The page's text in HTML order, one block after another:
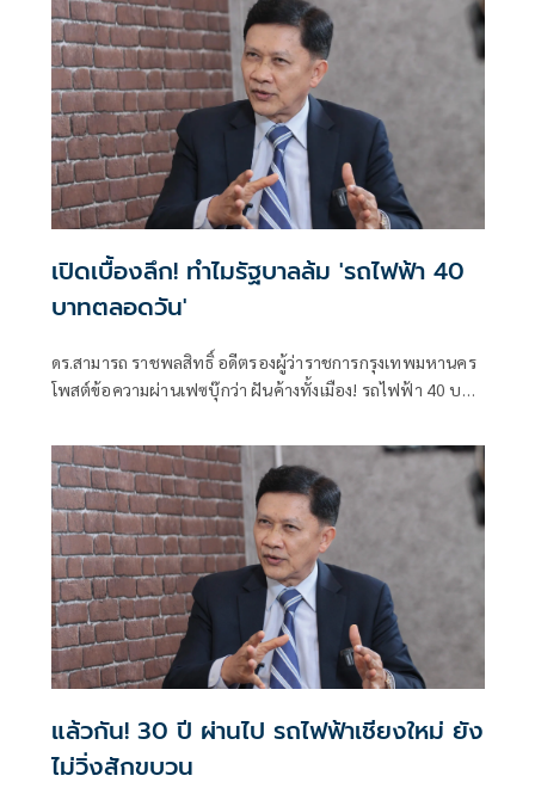
เปิดเบื้องลึก! ทำไมรัฐบาลล้ม 'รถไฟฟ้า 40
บาทตลอดวัน'
ดร.สามารถ ราชพลสิทธิ์ อดีตรองผู้ว่าราชการกรุงเทพมหานคร
โพสต์ข้อความผ่านเฟซบุ๊กว่า ฝันค้างทั้งเมือง! รถไฟฟ้า 40 บาท
แล้วกัน! 30 ปี ผ่านไป รถไฟฟ้าเชียงใหม่ ยัง
ไม่วิ่งสักขบวน